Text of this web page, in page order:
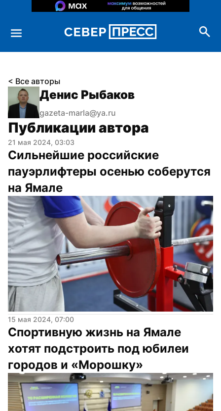
< Все авторы
Денис Рыбаков
gazeta-marla@ya.ru
Публикации автора
21 мая 2024, 03:03
Сильнейшие российские
пауэрлифтеры осенью соберутся
на Ямале
15 мая 2024, 07:00
Спортивную жизнь на Ямале
хотят подстроить под юбилеи
городов и «Морошку»